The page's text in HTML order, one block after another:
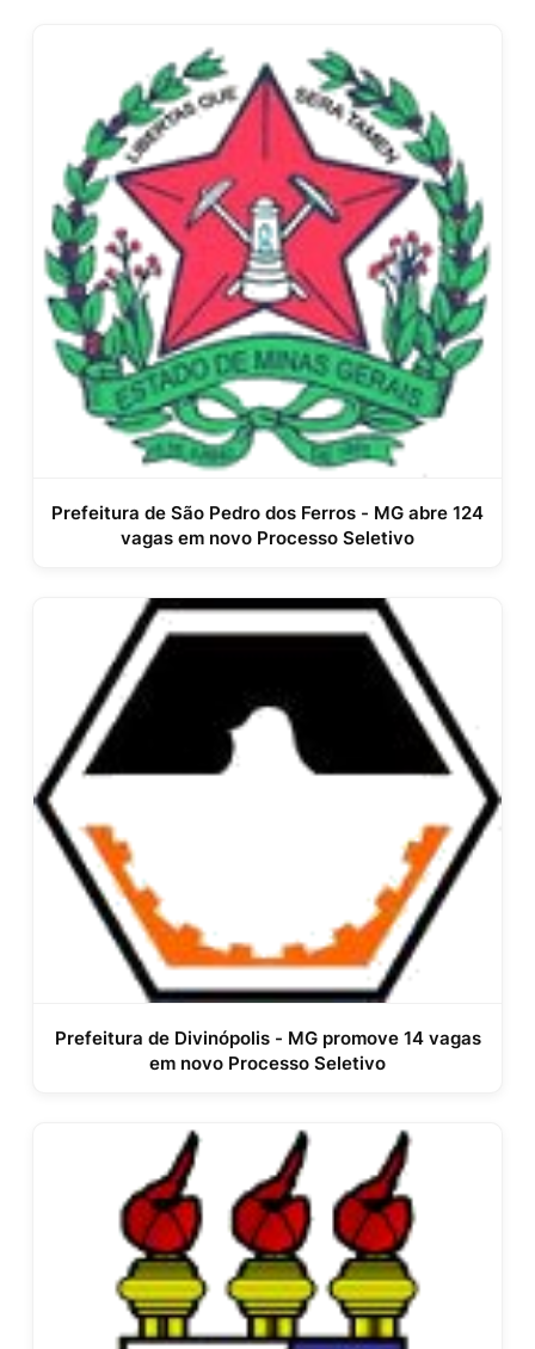
Prefeitura de São Pedro dos Ferros - MG abre 124
vagas em novo Processo Seletivo
Prefeitura de Divinópolis - MG promove 14 vagas
em novo Processo Seletivo